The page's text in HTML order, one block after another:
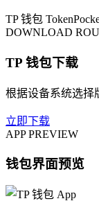
TP 钱包
DOWNLOAD
TP 钱包下载
根据设备系统选择
立即下载
APP PREVIEW
钱包界面预览